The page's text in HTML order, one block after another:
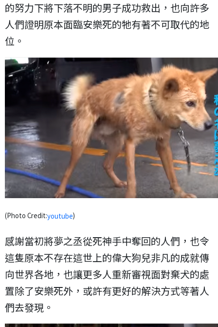
的努力下將下落不明的男子成功救出，也向許多
人們證明原本面臨安樂死的牠有著不可取代的地
位。
(Photo Credit:youtube)
感謝當初將夢之丞從死神手中奪回的人們，也令
這隻原本不存在這世上的偉大狗兒非凡的成就傳
向世界各地，也讓更多人重新審視面對棄犬的處
置除了安樂死外，或許有更好的解決方式等著人
們去發現。